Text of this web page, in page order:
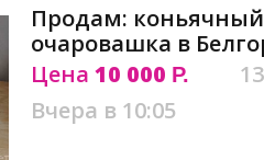
Продам:
очаровашка в
Цена 10 000 Р.
Вчера в 10:05